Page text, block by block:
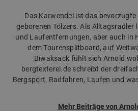
Das Karwendel ist das
geborenen Tölzers. Als Alltagsradler
und Laufentfernungen, aber auch in
dem Tourensplitboard, auf
Biwaksack fühlt sich Arnold
bergtexterei.de schreibt der
Bergsport, Radfahren, Laufen und
Mehr Beiträge von